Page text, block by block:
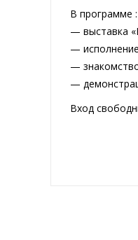
В программе :
— выставка
—
—
—
Вход